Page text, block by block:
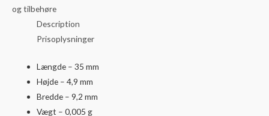
og tilbehøre
Description
Prisoplysninger
Længde – 35 mm
Højde –4,9mm
Bredde – 9,2 mm
Vægt – 0,005 g